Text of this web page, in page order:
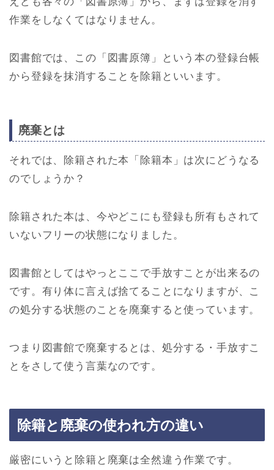
作業をしなくてはなりません。
図書館では、この「図書原簿」という本の登録台帳
から登録を抹消することを除籍といいます。
廃棄とは
それでは、除籍された本「除籍本」は次にどうなる
のでしょうか？
除籍された本は、今やどこにも登録も所有もされて
いないフリーの状態になりました。
図書館としてはやっとここで手放すことが出来るの
です。有り体に言えば捨てることになりますが、こ
の処分する状態のことを廃棄すると使っています。
つまり図書館で廃棄するとは、処分する・手放すこ
とをさして使う言葉なのです。
除籍と廃棄の使われ方の違い
厳密にいうと除籍と廃棄は全然違う作業です。